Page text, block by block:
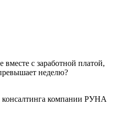
с заработной платой,
неделю?
компании РУНА